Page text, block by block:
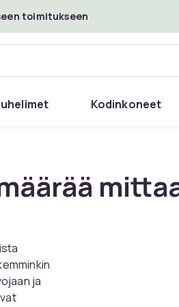
toimitukseen
Kodinkoneet
ja